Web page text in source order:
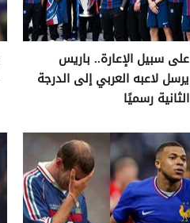
على سبيل الإعارة.. باريس
يرسل لاعبه العربي إلى الدرجة
الثانية رسميًا